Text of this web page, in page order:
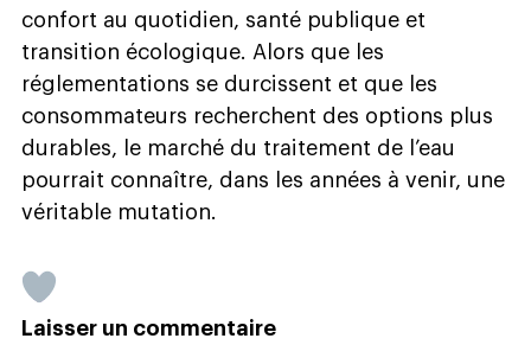
confort au quotidien, santé publique et
transition écologique. Alors que les
réglementations se durcissent et que les
consommateurs recherchent des options plus
durables, le marché du traitement de l’eau
pourrait connaître, dans les années à venir, une
véritable mutation.
Laisser un commentaire